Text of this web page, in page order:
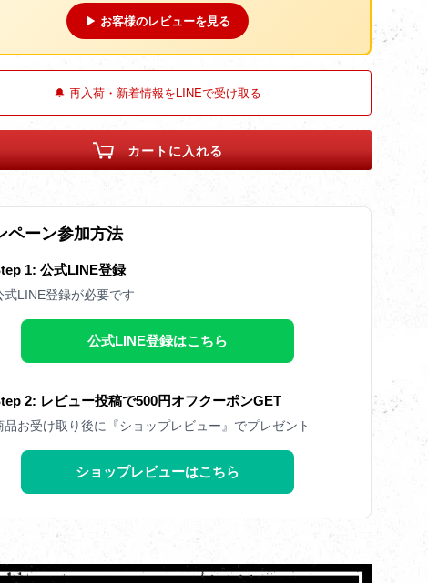
▶ お客様のレビューを見る
🔔 再入荷・新着情報をLINEで受け取る
カートに入れる
ペーン参加方法
1: 公式LINE登録
式LINE登録が必要です
公式LINE登録はこちら
2: レビュー投稿で500円オフクーポンGET
品お受け取り後に『ショップレビュー』でプレゼント
ショップレビューはこちら